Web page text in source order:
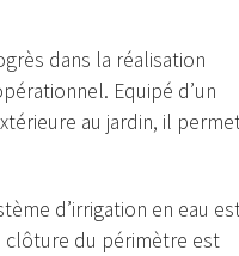
dans la réalisation
Equipé d’un
au jardin, il
d’irrigation en eau
clôture du périmètre est